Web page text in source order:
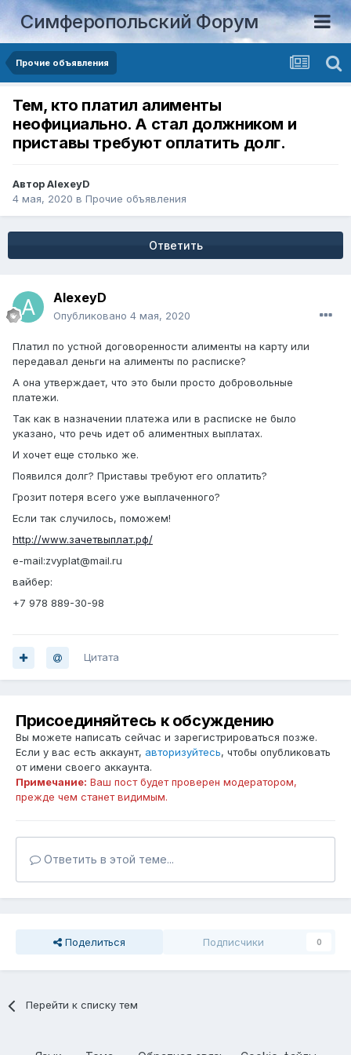
Симферопольский Форум
Прочие объявления
Тем, кто платил алименты
неофициально. А стал должником и
приставы требуют оплатить долг.
АвторAlexeyD
4 мая, 2020 в Прочие объявления
Ответить
AlexeyD
Опубликовано 4 мая, 2020
Платил по устной договоренности алименты на карту или
передавал деньги на алименты по расписке?
А она утверждает, что это были просто добровольные
платежи.
Так как в назначении платежа или в расписке не было
указано, что речь идет об алиментных выплатах.
И хочет еще столько же.
Появился долг? Приставы требуют его оплатить?
Грозит потеря всего уже выплаченного?
Если так случилось, поможем!
http://www.зачетвыплат.рф/
e-mail:zvyplat@mail.ru
вайбер:
+7 978 889-30-98
Цитата
Присоединяйтесь к обсуждению
Вы можете написать сейчас и зарегистрироваться позже.
Если у вас есть аккаунт, авторизуйтесь, чтобы опубликовать
от имени своего аккаунта.
Примечание: Ваш пост будет проверен модератором,
прежде чем станет видимым.
Ответить в этой теме...
Поделиться Подписчики 0
Перейти к списку тем